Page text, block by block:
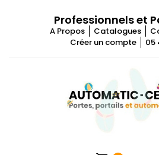
Professionnels et
A Propos Catalogues
Créer un compte
05